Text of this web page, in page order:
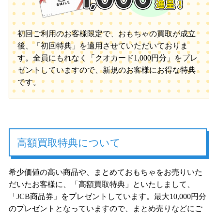
初回ご利用のお客様限定で、おもちゃの買取が成立
後、「初回特典」を適用させていただいておりま
す。全員にもれなく「クオカード1,000円分」をプレ
ゼントしていますので、新規のお客様にお得な特典
です。
高額買取特典について
希少価値の高い商品や、まとめておもちゃをお売りいた
だいたお客様に、「高額買取特典」といたしまして、
「JCB商品券」をプレゼントしています。最大10,000円分
のプレゼントとなっていますので、まとめ売りなどにご